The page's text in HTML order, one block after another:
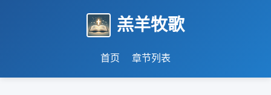
羔羊牧歌
首页 章节列表